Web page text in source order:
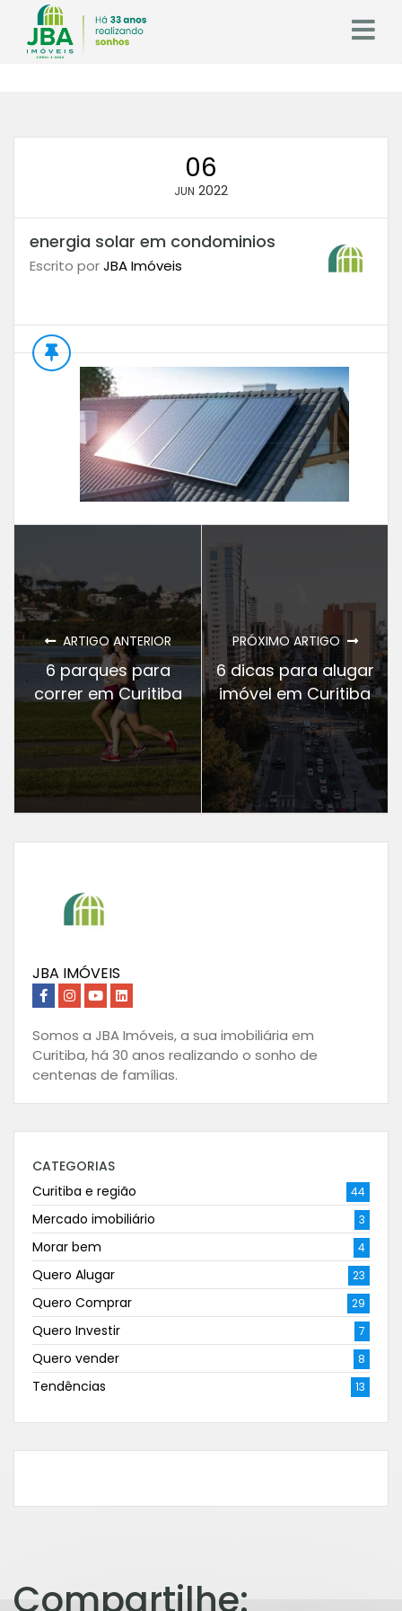
06
JUN 2022
energia solar em condominios
Escrito porJBA Imóveis
ARTIGO ANTERIOR
6 parques para
correr em Curitiba
PRÓXIMO ARTIGO
6 dicas para alugar
imóvel em Curitiba
JBA IMÓVEIS
Somos a JBA Imóveis, a sua imobiliária em
Curitiba, há 30 anos realizando o sonho de
centenas de famílias.
CATEGORIAS
Curitiba e região
44
Mercado imobiliário 3
Morar bem 4
Quero Alugar 23
Quero Comprar 29
Quero Investir 7
Quero vender 8
Tendências 13
Compartilhe: